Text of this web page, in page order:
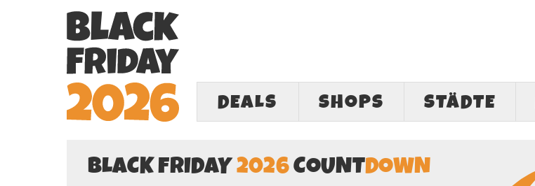
DEALS SHOPS STÄDTE
BLACK FRIDAY2026COUNTDOWN